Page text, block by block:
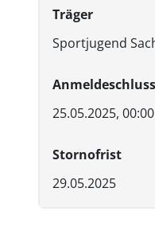
Träger
Sportjugend
Anmeldeschluss
25.05.2025,
Stornofrist
29.05.2025